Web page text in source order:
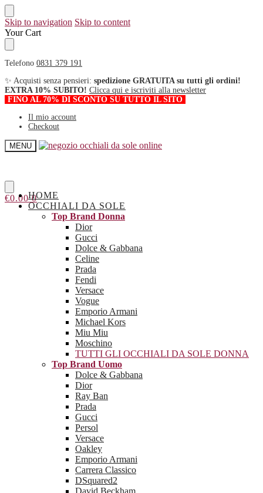
Skip to navigation Skip to content
Your Cart
Telefono 0831 379 191
✨ Acquisti senza pensieri: spedizione GRATUITA su tutti gli ordini!
EXTRA 10% SUBITO! Clicca qui e iscriviti alla newsletter
FINO AL 70% DI SCONTO SU TUTTO IL SITO
Il mio account
Checkout
MENU
€0.00 0HOME
OCCHIALI DA SOLE
Top Brand Donna
Dior
Gucci
Dolce & Gabbana
Celine
Prada
Fendi
Versace
Vogue
Emporio Armani
Michael Kors
Miu Miu
Moschino
TUTTI GLI OCCHIALI DA SOLE DONNA
Top Brand Uomo
Dolce & Gabbana
Dior
Ray Ban
Prada
Gucci
Persol
Versace
Oakley
Emporio Armani
Carrera Classico
DSquared2
David Beckham